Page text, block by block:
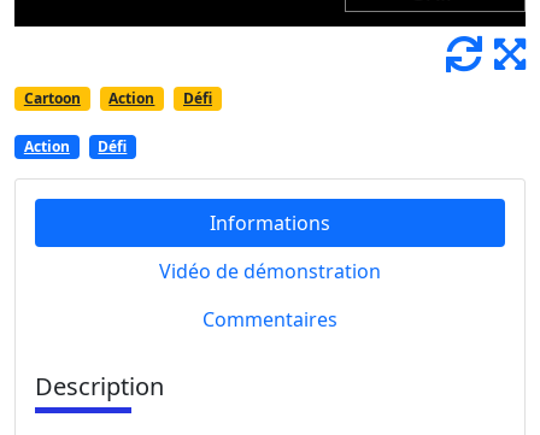
Cartoon Action Défi
Action Défi
Informations
Vidéo de démonstration
Commentaires
Description